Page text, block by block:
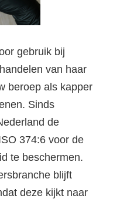
gebruik bij
van haar
beroep als kapper
Sinds
de
374:6 voor de
te beschermen.
blijft
deze kijkt naar